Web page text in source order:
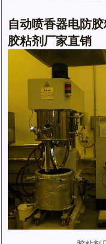
自动喷香器电防
胶粘剂厂家直销